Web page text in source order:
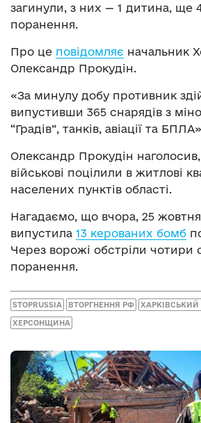
загинули, з них — 1 дитина, ще
поранення.
Про це повідомляє начальник
Олександр Прокудін.
«За минулу добу противник
випустивши 365 снарядів з
“Градів”, танків, авіації та
Олександр Прокудін
військові поцілили в житлові
населених пунктів області.
Нагадаємо, що вчора, 25
випустила 13 керованих бомб
Через ворожі обстріли чотири
поранення.
STOPRUSSIA ВТОРГНЕННЯ РФ
ХЕРСОНЩИНА